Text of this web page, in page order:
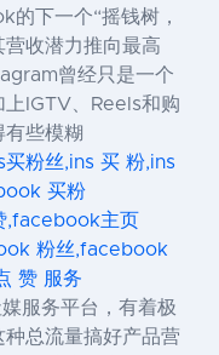
下一个“摇钱树，
收潜力推向最高
曾经只是一个
IGTV、Reels和购
些模糊
买粉丝,ins 买 粉,ins
买粉
,facebook主页
粉丝,facebook
赞 服务
服务平台，有着极
总流量搞好产品营